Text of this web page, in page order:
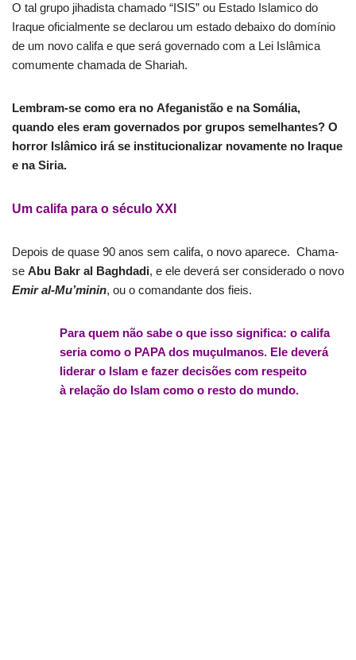
O tal grupo jihadista chamado “ISIS” ou Estado Islamico do
Iraque oficialmente se declarou um estado debaixo do domínio
de um novo califa e que será governado com a Lei Islâmica
comumente chamada de Shariah.
Lembram-se como era no Afeganistão e na Somália,
quando eles eram governados por grupos semelhantes? O
horror Islâmico irá se institucionalizar novamente no Iraque
e na Siria.
Um califa para o século XXI
Depois de quase 90 anos sem califa, o novo aparece. Chama-
se Abu Bakr al Baghdadi, e ele deverá ser considerado o novo
Emir al-Mu’minin, ou o comandante dos fieis.
Para quem não sabe o que isso significa: o califa
seria como o PAPA dos muçulmanos. Ele deverá
liderar o Islam e fazer decisões com respeito
à relação do Islam como o resto do mundo.